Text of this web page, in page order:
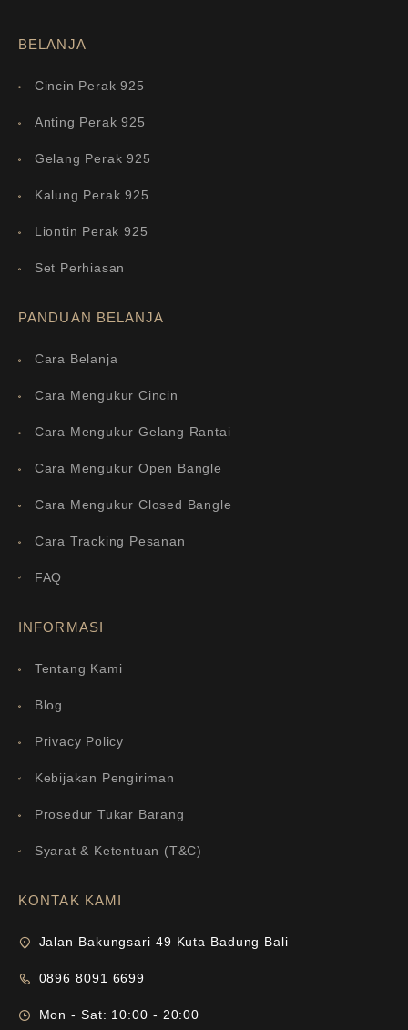
BELANJA
Cincin Perak 925
Anting Perak 925
Gelang Perak 925
Kalung Perak 925
Liontin Perak 925
Set Perhiasan
PANDUAN BELANJA
Cara Belanja
Cara Mengukur Cincin
Cara Mengukur Gelang Rantai
Cara Mengukur Open Bangle
Cara Mengukur Closed Bangle
Cara Tracking Pesanan
FAQ
INFORMASI
Tentang Kami
Blog
Privacy Policy
Kebijakan Pengiriman
Prosedur Tukar Barang
Syarat & Ketentuan (T&C)
KONTAK KAMI
Jalan Bakungsari 49 Kuta Badung Bali
0896 8091 6699
Mon - Sat: 10:00 - 20:00